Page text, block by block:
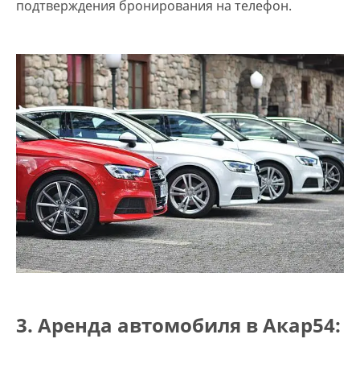
подтверждения бронирования на телефон.
3. Аренда автомобиля в Акар54: